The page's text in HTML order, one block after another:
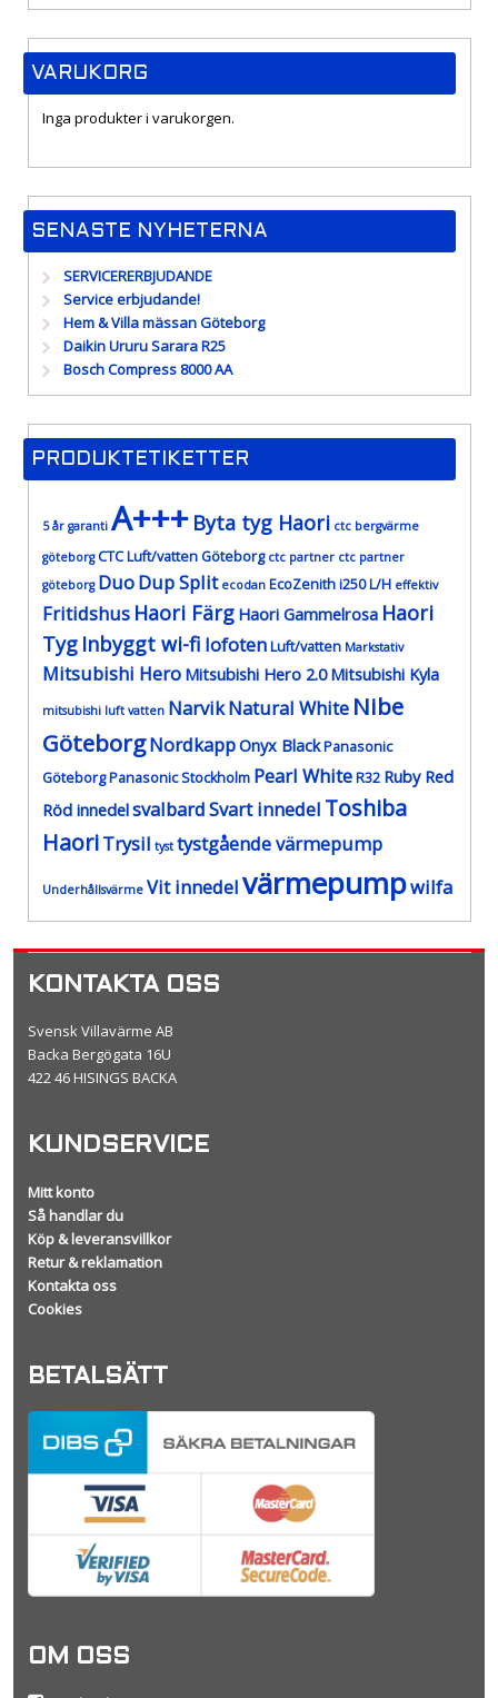
VARUKORG
Inga produkter i varukorgen.
SENASTE NYHETERNA
SERVICERERBJUDANDE
Service erbjudande!
Hem & Villa mässan Göteborg
Daikin Ururu Sarara R25
Bosch Compress 8000 AA
PRODUKTETIKETTER
5 år garanti A+++ Byta tyg Haori ctc bergvärme
göteborg CTC Luft/vatten Göteborg ctc partner ctc partner
göteborg DuoDup Split ecodan EcoZenith i250 L/H effektiv
Fritidshus Haori Färg Haori Gammelrosa Haori
Tyg Inbyggt wi-fi lofotenLuft/vatten Markstativ
Mitsubishi Hero Mitsubishi Hero 2.0 Mitsubishi Kyla
mitsubishi luft vatten NarvikNatural White Nibe
GöteborgNordkappOnyx BlackPanasonic
GöteborgPanasonic Stockholm Pearl WhiteR32 Ruby Red
Röd innedelsvalbardSvart innedel Toshiba
HaoriTrysil tyst tystgående värmepump
Underhållsvärme Vit innedelvärmepumpwilfa
KONTAKTA OSS
Svensk Villavärme AB
Backa Bergögata 16U
422 46 HISINGS BACKA
KUNDSERVICE
Mitt konto
Så handlar du
Köp & leveransvillkor
Retur & reklamation
Kontakta oss
Cookies
BETALSÄTT
OM OSS